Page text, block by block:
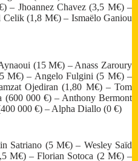
– Jhoannez Chavez (3,5 M€) –
(1,8 M€) – Ismaëlo Ganiou
(15 M€) – Anass Zaroury
M€) – Angelo Fulgini (5 M€) –
Ojediran (1,80 M€) – Tom
(600 000 €) – Anthony Bermont
000 €) – Alpha Diallo (0 €)
Satriano (5 M€) – Wesley Saïd
M€) – Florian Sotoca (2 M€) –